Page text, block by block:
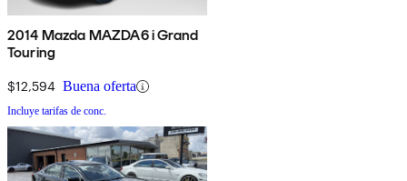
2014 Mazda MAZDA6 i Grand
Touring
$12,594 Buena oferta
Incluye tarifas de conc.